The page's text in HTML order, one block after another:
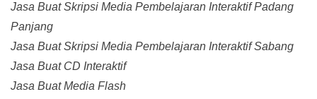
Jasa Buat Skripsi Media Pembelajaran Interaktif Padang
Panjang
Jasa Buat Skripsi Media Pembelajaran Interaktif Sabang
Jasa Buat CD Interaktif
Jasa Buat Media Flash